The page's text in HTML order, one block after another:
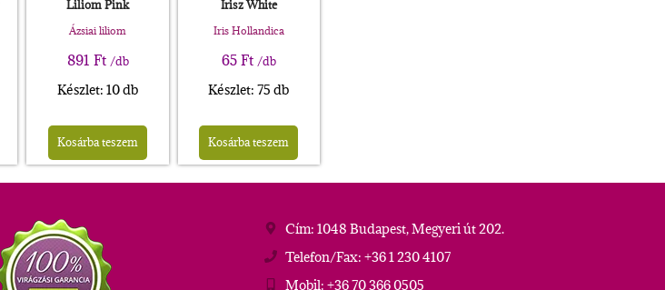
Liliom Pink
Ázsiai liliom
891 Ft /db
Készlet: 10 db
Kosárba teszem
Irisz White
Iris Hollandica
65Ft /db
Készlet: 75 db
Kosárba teszem
Cím: 1048 Budapest, Megyeri út 202.
Telefon/Fax: +36 1 230 4107
Mobil: +36 70 366 0505